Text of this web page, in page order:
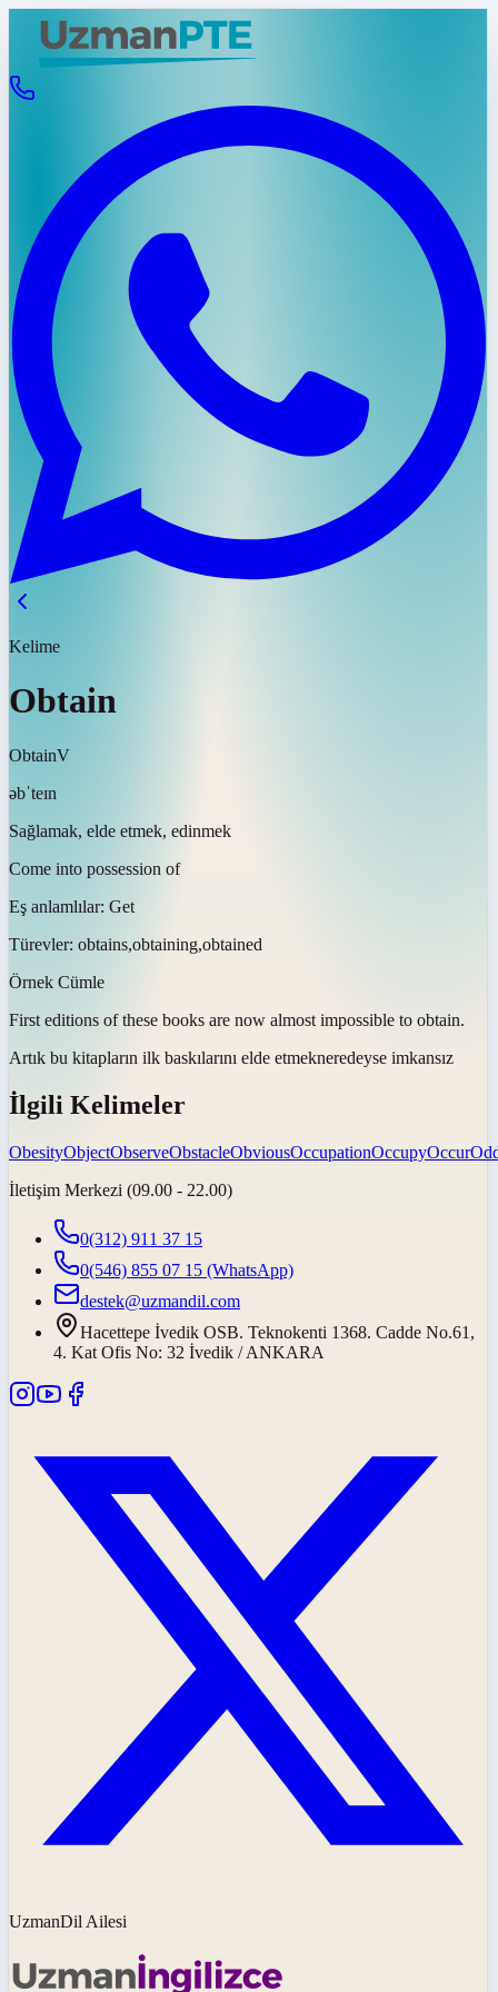
Kelime
Obtain
ObtainV
əbˈteɪn
Sağlamak, elde etmek, edinmek
Come into possession of
Eş anlamlılar: Get
Türevler: obtains,obtaining,obtained
Örnek Cümle
First editions of these books are now almost impossible to obtain.
Artık bu kitapların ilk baskılarını elde etmekneredeyse imkansız
İlgili Kelimeler
ObesityObjectObserveObstacleObviousOccupationOccupyOccur
İletişim Merkezi (09.00 - 22.00)
0(312) 911 37 15
0(546) 855 07 15 (WhatsApp)
destek@uzmandil.com
Hacettepe İvedik OSB. Teknokenti 1368. Cadde No.61,
4. Kat Ofis No: 32 İvedik / ANKARA
UzmanDil Ailesi